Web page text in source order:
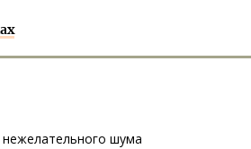
нежелательного шума